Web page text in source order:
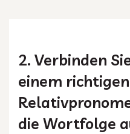
2. Verbinden
einem richtigen
die Wortfolge